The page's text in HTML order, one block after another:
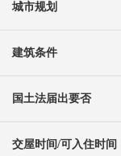
城市规划
建筑条件
国土法届出要否
交屋时间/可入住时间